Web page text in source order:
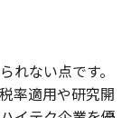
れない点です。
率適用や研究開